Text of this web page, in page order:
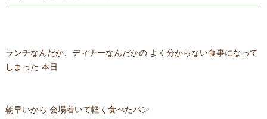
ランチなんだか、ディナーなんだかの よく分からない食事になって
しまった 本日
朝早いから 会場着いて軽く食べたパン